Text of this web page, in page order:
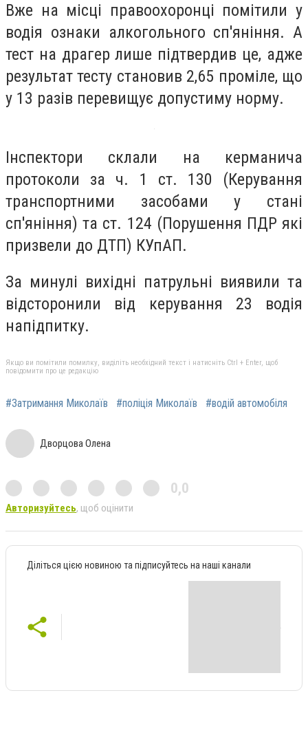
Вже на місці правоохоронці помітили у
водія ознаки алкогольного сп'яніння. А
тест на драгер лише підтвердив це, адже
результат тесту становив 2,65 проміле, що
у 13 разів перевищує допустиму норму.
Інспектори склали на керманича
протоколи за ч. 1 ст. 130 (Керування
транспортними засобами у стані
сп'яніння) та ст. 124 (Порушення ПДР які
призвели до ДТП) КУпАП.
За минулі вихідні патрульні виявили та
відсторонили від керування 23 водія
напідпитку.
Якщо ви помітили помилку, виділіть необхідний текст і натисніть Ctrl + Enter, щоб
повідомити про це редакцію
#Затримання Миколаїв #поліція Миколаїв #водій автомобіля
Дворцова Олена
0,0
Авторизуйтесь, щоб оцінити
Діліться цією новиною та підписуйтесь на наші канали